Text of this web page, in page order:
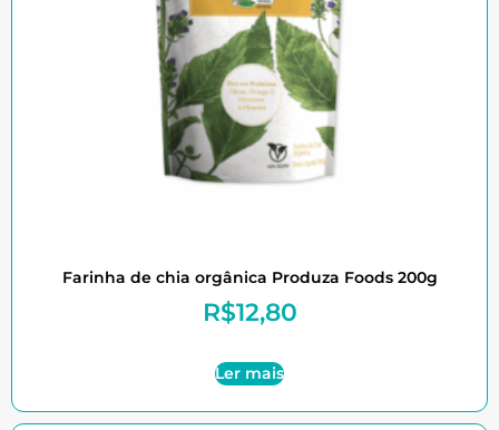
Farinha de chia orgânica Produza Foods 200g
R$12,80
Ler mais